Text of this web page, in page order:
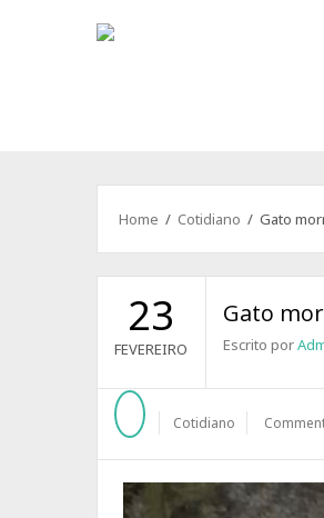
Home / Cotidiano / Gato
23
FEVEREIRO
Gato
Escrito por
Cotidiano